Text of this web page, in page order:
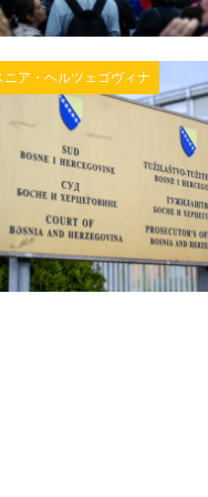
ニア・ヘルツェゴヴィナ